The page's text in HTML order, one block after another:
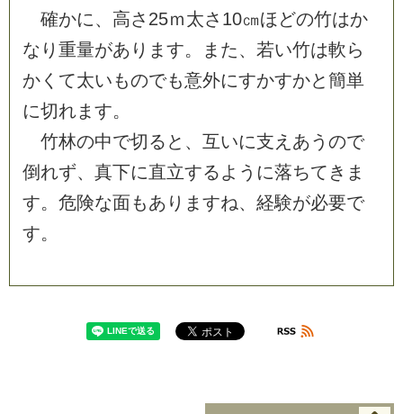
確かに、 高さ 25ｍ太さ 10㎝ほ どの竹はか
な り 重量があ り ま す。 ま た、 若い竹は軟ら
か く て太いものでも意外にすかすかと簡単
に切れま す。
竹林の中で切る と 、 互いに支え あう ので
倒 れず、 真下に直立する よ う に落ちて き ま
す。 危険な面もあ り ま すね、 経験が必要で
す。